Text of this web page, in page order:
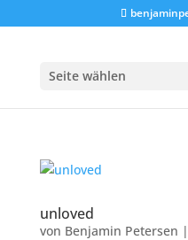
Seite wählen
unloved
von Benjamin Petersen |